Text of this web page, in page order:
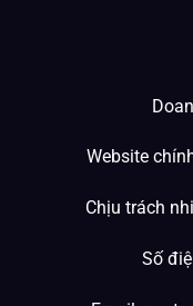
Website
Chịu trách
Số